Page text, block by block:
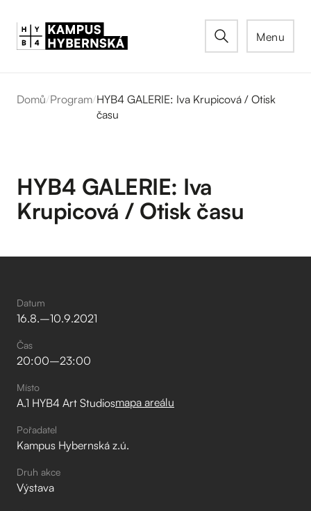
Menu
Domů/Program/HYB4 GALERIE: Iva Krupicová / Otisk
času
HYB4 GALERIE: Iva
Krupicová / Otisk času
Datum
16.8.–⁠10.9.2021
Čas
20:00–⁠23:00
Místo
A.1 HYB4 Art Studiosmapa areálu
Pořadatel
Kampus Hybernská z.ú.
Druh akce
Výstava